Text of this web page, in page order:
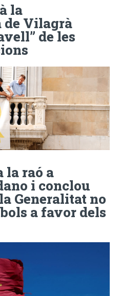
la
de Vilagrà
de les
la raó a
i conclou
Generalitat no
a favor dels